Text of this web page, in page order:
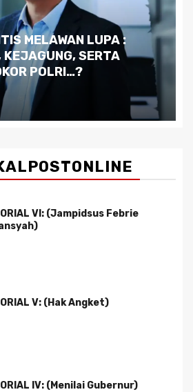
di Tengah Krisis:
Daya Alam dan
Tak Kreatif
VI: (Jampidsus Febrie
V: (Hak Angket)
IV: (Menilai Gubernur)